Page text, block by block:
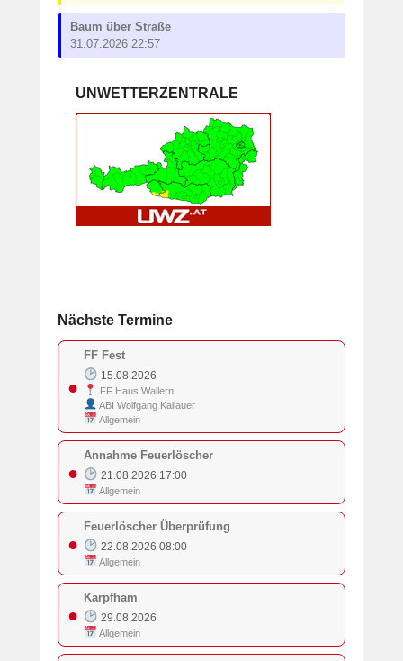
Baum über Straße
31.07.2026 22:57
UNWETTERZENTRALE
Nächste Termine
●
FF Fest
15.08.2026
FF Haus Wallern
ABI Wolfgang Kaliauer
Allgemein
●
Annahme Feuerlöscher
21.08.2026 17:00
Allgemein
●
Feuerlöscher Überprüfung
22.08.2026 08:00
Allgemein
●
Karpfham
29.08.2026
Allgemein